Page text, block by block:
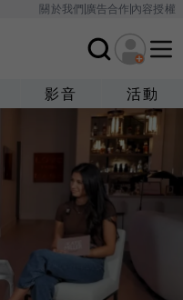
關於我們廣告合作內容授權
影音 活動